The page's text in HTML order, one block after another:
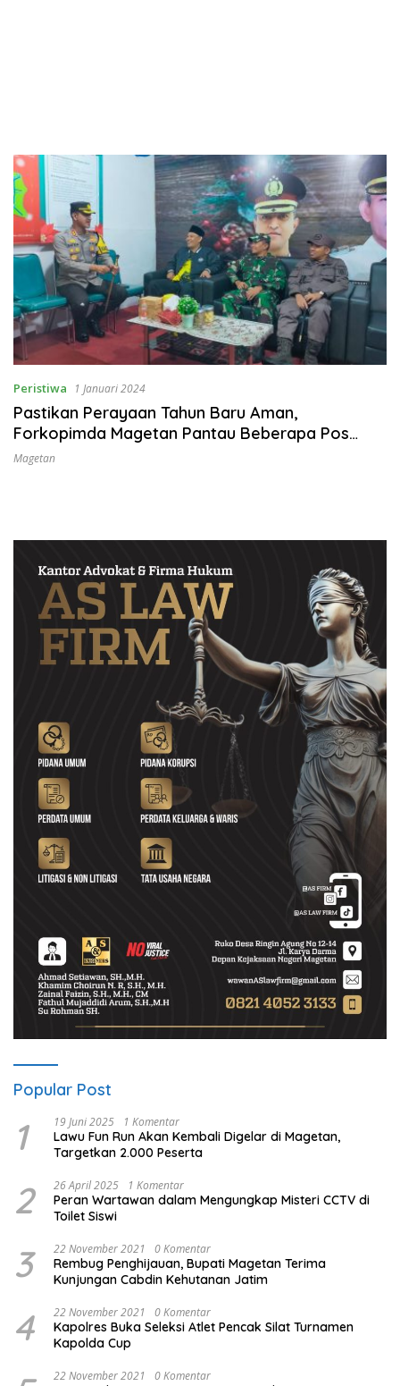
Peristiwa 1 Januari 2024
Pastikan Perayaan Tahun Baru Aman,
Forkopimda Magetan Pantau Beberapa Pos
Pengamanan
Magetan
Popular Post
1 19 Juni 2025 1 Komentar
Lawu Fun Run Akan Kembali Digelar di Magetan,
Targetkan 2.000 Peserta
2 26 April 2025 1 Komentar
Peran Wartawan dalam Mengungkap Misteri CCTV di
Toilet Siswi
3 22 November 2021 0 Komentar
Rembug Penghijauan, Bupati Magetan Terima
Kunjungan Cabdin Kehutanan Jatim
4 22 November 2021 0 Komentar
Kapolres Buka Seleksi Atlet Pencak Silat Turnamen
Kapolda Cup
22 November 2021 0 Komentar